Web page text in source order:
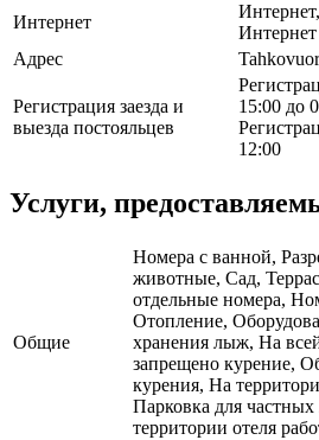
Интернет
Интернет
Адрес
Регистрация заезда и
выезда постояльцев
15:00 до
12:00
Услуги,
Общие
Номера с ванной,
животные, Сад,
отдельные номера,
Отопление,
хранения лыж, На
запрещено курение,
курения, На
Парковка для
территории отеля